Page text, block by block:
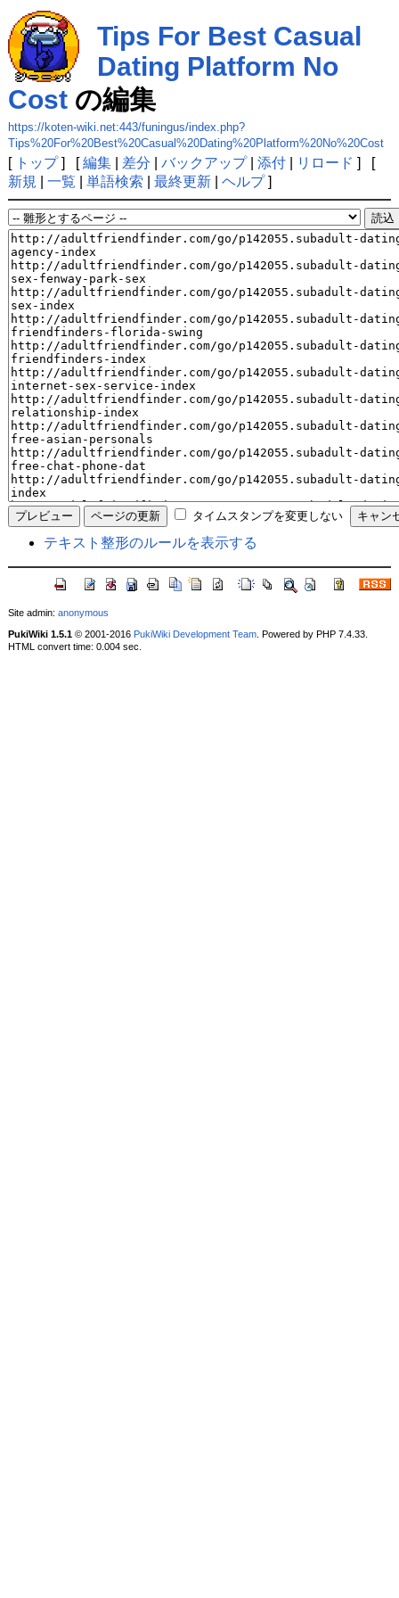
Tips For Best Casual
Dating Platform No
Costの編集
https://koten-wiki.net:443/funingus/index.php?
Tips%20For%20Best%20Casual%20Dating%20Platform%20No%20Cost
[ トップ] [編集| 差分 バックアップ| 添付| リロード ] [
新規
一覧 単語検索 最終更新| ヘルプ]
タイムスタンプを変更しない
テキスト整形のルールを表示する
Site admin: anonymous
PukiWiki 1.5.1© 2001-2016 PukiWiki Development Team. Powered by PHP 7.4.33.
HTML convert time: 0.004 sec.